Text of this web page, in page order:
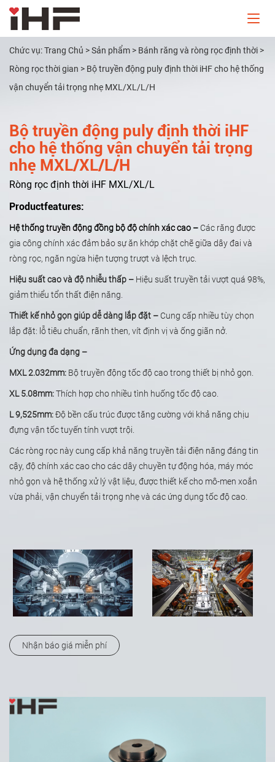
Chức vụ:Trang Chủ >Sản phẩm > Bánh răng và ròng rọc định thời >
Ròng rọc thời gian > Bộ truyền động puly định thời iHF cho hệ thống
vận chuyển tải trọng nhẹ MXL/XL/L/H
Bộ truyền động puly định thời iHF
cho hệ thống vận chuyển tải trọng
nhẹ MXL/XL/L/H
Ròng rọc định thời iHF MXL/XL/L
Productfeatures:
Hệ thống truyền động đồng bộ độ chính xác cao – Các răng được
gia công chính xác đảm bảo sự ăn khớp chặt chẽ giữa dây đai và
ròng rọc, ngăn ngừa hiện tượng trượt và lệch trục.
Hiệu suất cao và độ nhiễu thấp – Hiệu suất truyền tải vượt quá 98%,
giảm thiểu tổn thất điện năng.
Thiết kế nhỏ gọn giúp dễ dàng lắp đặt – Cung cấp nhiều tùy chọn
lắp đặt: lỗ tiêu chuẩn, rãnh then, vít định vị và ống giãn nở.
Ứng dụng đa dạng –
MXL 2.032mm: Bộ truyền động tốc độ cao trong thiết bị nhỏ gọn.
XL 5.08mm:Thích hợp cho nhiều tình huống tốc độ cao.
L 9,525mm:Độ bền cấu trúc được tăng cường với khả năng chịu
đựng vận tốc tuyến tính vượt trội.
Các ròng rọc này cung cấp khả năng truyền tải điện năng đáng tin
cậy, độ chính xác cao cho các dây chuyền tự động hóa, máy móc
nhỏ gọn và hệ thống xử lý vật liệu, được thiết kế cho mô-men xoắn
vừa phải, vận chuyển tải trọng nhẹ và các ứng dụng tốc độ cao.
Nhận báo giá miễn phí